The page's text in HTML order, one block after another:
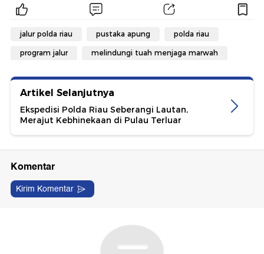
jalur polda riau pustaka apung polda riau
program jalur melindungi tuah menjaga marwah
Artikel Selanjutnya
Ekspedisi Polda Riau Seberangi Lautan,
Merajut Kebhinekaan di Pulau Terluar